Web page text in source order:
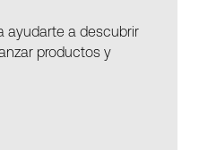
ayudarte a descubrir
productos y